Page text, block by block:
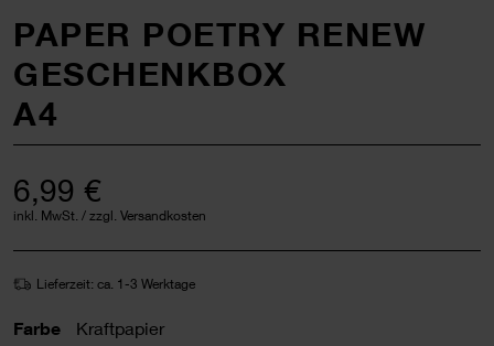
PAPER POETRY RENEW
GESCHENKBOX
A4
6,99 €
inkl. MwSt. / zzgl. Versandkosten
Lieferzeit: ca. 1-3 Werktage
Farbe Kraftpapier